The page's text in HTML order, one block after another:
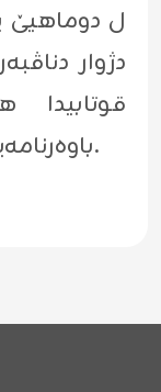
ل دوماهیێ
دژوار
قوتابیدا
باوەرنامەیا ماستەرێ ب بدەستڤە بینیت.